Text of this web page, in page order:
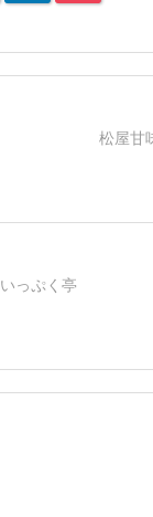
松屋甘
いっぷく亭